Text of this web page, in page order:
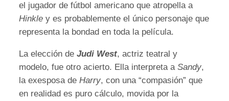
el jugador de fútbol americano que atropella a
Hinkle y es probablemente el único personaje que
representa la bondad en toda la película.
La elección deJudi West, actriz teatral y
modelo, fue otro acierto. Ella interpreta aSandy,
la exesposa deHarry, con una “compasión” que
en realidad es puro cálculo, movida por la